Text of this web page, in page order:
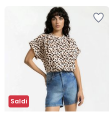
Saldi